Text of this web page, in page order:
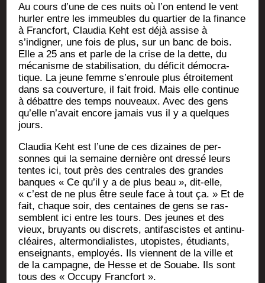
Au cours d’une de ces nuits où l’on entend le vent
hur­ler entre les immeubles du quar­tier de la finance
à Franc­fort, Clau­dia Keht est déjà assise à
s’indigner, une fois de plus, sur un banc de bois.
Elle a 25 ans et parle de la crise de la dette, du
méca­nisme de sta­bi­li­sa­tion, du défi­cit démo­cra­
tique. La jeune femme s’enroule plus étroi­te­ment
dans sa cou­ver­ture, il fait froid. Mais elle conti­nue
à débattre des temps nou­veaux. Avec des gens
qu’elle n’avait encore jamais vus il y a quelques
jours.
Clau­dia Keht est l’une de ces dizaines de per­
sonnes qui la semaine der­nière ont dres­sé leurs
tentes ici, tout près des cen­trales des grandes
banques « Ce qu’il y a de plus beau », dit-elle,
« c’est de ne plus être seule face à tout ça. » Et de
fait, chaque soir, des cen­taines de gens se ras­
semblent ici entre les tours. Des jeunes et des
vieux, bruyants ou dis­crets, anti­fas­cistes et anti­nu­
cléaires, alter­mon­dia­listes, uto­pistes, étu­diants,
ensei­gnants, employés. Ils viennent de la ville et
de la cam­pagne, de Hesse et de Souabe. Ils sont
tous des « Occu­py Francfort ».